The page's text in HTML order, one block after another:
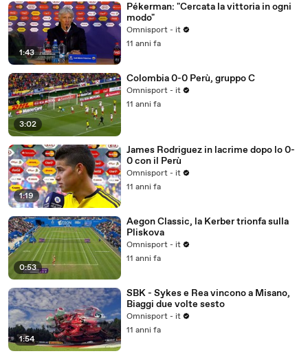
1:43
Pékerman: "Cercata la vittoria in ogni
modo"
Omnisport - it
11 anni fa
3:02
Colombia 0-0 Perù, gruppo C
Omnisport - it
11 anni fa
1:19
James Rodriguez in lacrime dopo lo 0-
0 con il Perù
Omnisport - it
11 anni fa
0:53
Aegon Classic, la Kerber trionfa sulla
Pliskova
Omnisport - it
11 anni fa
1:54
SBK - Sykes e Rea vincono a Misano,
Biaggi due volte sesto
Omnisport - it
11 anni fa